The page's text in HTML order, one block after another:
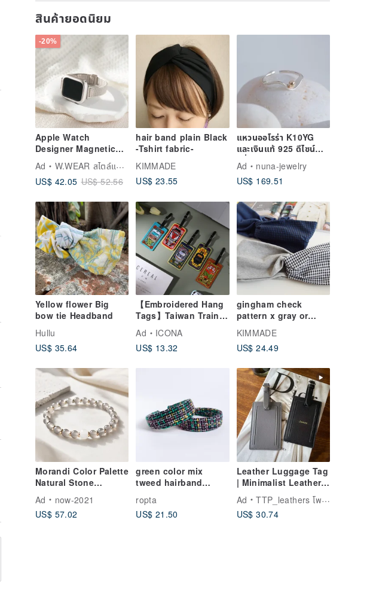
สินค้ายอดนิยม
-20%
Apple Watch
Designer Magnetic
Woven Milanese
Strap
Ad
W.WEAR สไตล์แห่งเวลา
US$ 42.05 US$ 52.56
hair band plain Black
-Tshirt fabric-
KIMMADE
US$ 23.55
แหวนออโรร่า K10YG
และเงินแท้ 925 ดีไซน์
คลื่น ปรับขนาดได้
Ad
nuna-jewelry
US$ 169.51
Yellow flower Big
bow tie Headband
Hullu
US$ 35.64
【Embroidered Hang
Tags】Taiwan Train
Series
Ad
ICONA
US$ 13.32
gingham check
pattern x gray or
navy / cross
hairband
KIMMADE
US$ 24.49
Morandi Color Palette
Natural Stone
Agate & Tianshan
Jade | Minimalist &
Ad
now-2021
US$ 57.02
green color mix
tweed hairband
ropta
US$ 21.50
Leather Luggage Tag
| Minimalist Leather
Identifier | Luggage
Strap | Luggage Belt
Ad
TTP_leathers โพไซตัน เลเธอร์ อเทลิเยร์
US$ 30.74